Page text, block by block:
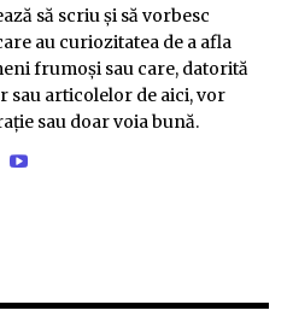
să scriu și să vorbesc
au curiozitatea de a afla
frumoși sau care, datorită
articolelor de aici, vor
sau doar voia bună.